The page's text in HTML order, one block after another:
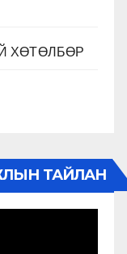
ХӨТӨЛБӨР
ТАЙЛАН